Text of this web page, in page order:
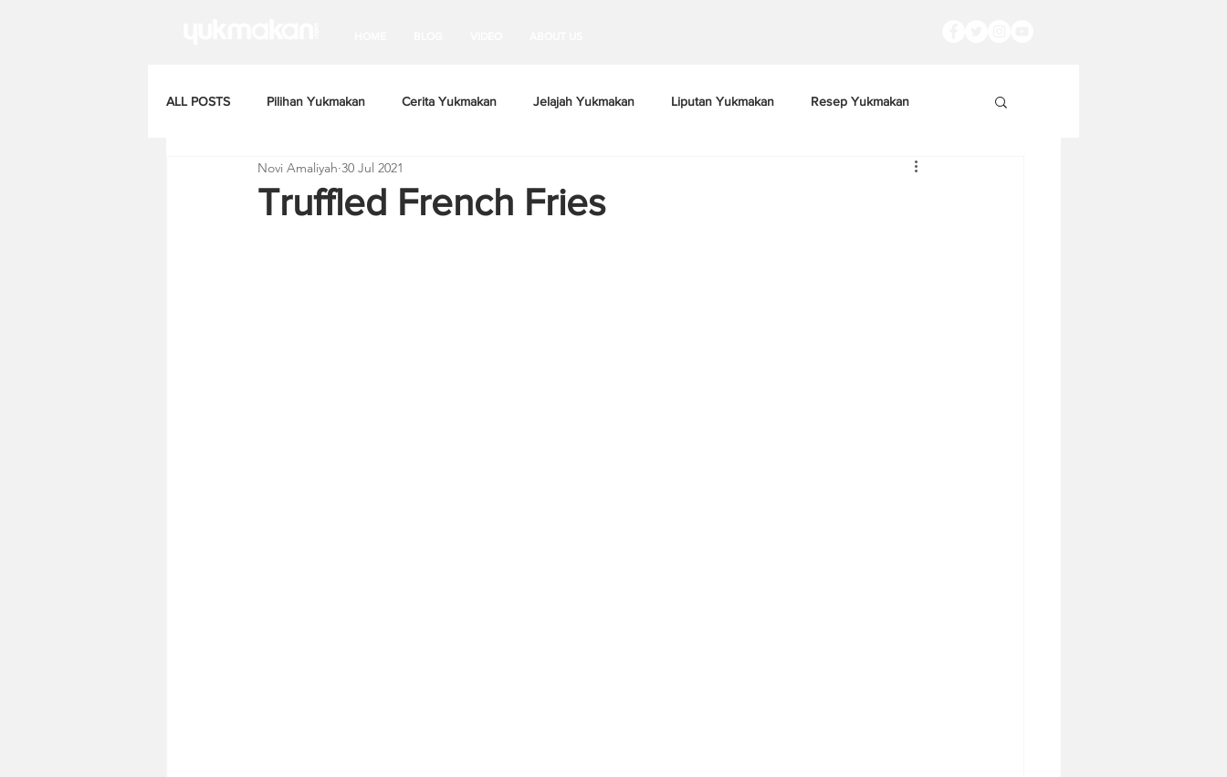
ALL POSTS Pilihan Yukmakan Cerita Yukmakan Jelajah Yukmakan Liputan Yukmakan Resep Yukmakan
Truffled French Fries
Novi Amaliyah 30 Jul 2021